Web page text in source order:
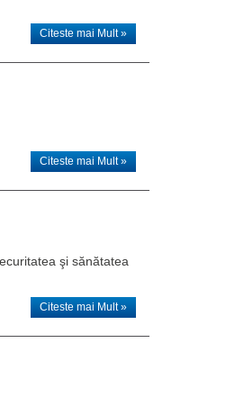
Citeste mai Mult »
Citeste mai Mult »
şi sănătatea
Citeste mai Mult »